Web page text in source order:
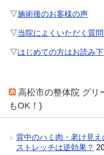
▽施術後のお客様の声
▽当院によくいただく質
▽はじめての方はお読み下
高松市の整体院 グリ
もOK！)
背中のハミ肉・老け見え
ストレッチは逆効果？